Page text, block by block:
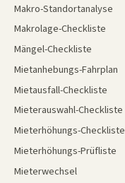
Makro-Standortanalyse
Makrolage-Checkliste
Mängel-Checkliste
Mietanhebungs-Fahrplan
Mietausfall-Checkliste
Mieterauswahl-Checkliste
Mieterhöhungs-Checkliste
Mieterhöhungs-Prüfliste
Mieterwechsel